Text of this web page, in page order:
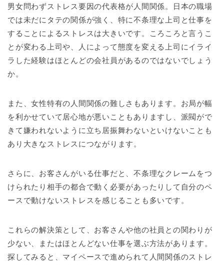
男女問わずストレス要因の代表格が人間関係。日本の職場
では未だにタテの関係が強く、特に不条理な上司と仕事を
することによるストレスは大きいです。ころころと言うこ
とが変わる上司や、人によって態度を変える上司にイライ
ラした経験はほとんどの会社員があるのではないでしょう
か。
また、女性特有の人間関係の難しさもあります。お局が幅
を利かせていて居心地が悪いこともありますし、派閥がで
きて嫌われないように立ち居振舞わないといけないことも
あり大きなストレスにつながります。
さらに、お客さんがいる仕事だと、不条理なクレームをつ
けられたり相手の都合で動く必要があったりして自分のペ
ースで動けないストレスを感じることも多いです。
これらの解決策として、お客さんや他の社員との関わりが
少ない、またはほとんどない仕事を選ぶ方法があります。
探してみると、マイペースで進められて人間関係のストレ